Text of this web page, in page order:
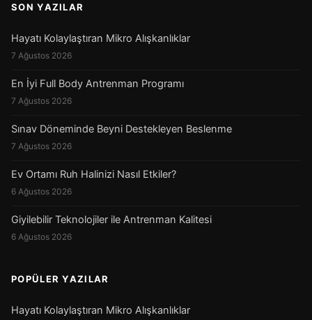
SON YAZILAR
Hayatı Kolaylaştıran Mikro Alışkanlıklar
7 Ağustos 2026
En İyi Full Body Antrenman Programı
7 Ağustos 2026
Sınav Döneminde Beyni Destekleyen Beslenme
7 Ağustos 2026
Ev Ortamı Ruh Halinizi Nasıl Etkiler?
6 Ağustos 2026
Giyilebilir Teknolojiler ile Antrenman Kalitesi
6 Ağustos 2026
POPÜLER YAZILAR
Hayatı Kolaylaştıran Mikro Alışkanlıklar